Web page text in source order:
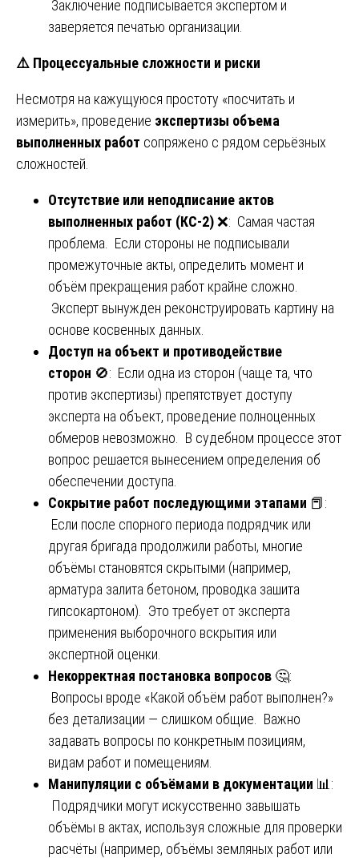
Заключение подписывается экспертом и
заверяется печатью организации.
⚠️ Процессуальные сложности и риски
Несмотря на кажущуюся простоту «посчитать и
измерить», проведение экспертизы объема
выполненных работ сопряжено с рядом серьёзных
сложностей.
Отсутствие или неподписание актов
выполненных работ (КС-2)❌: Самая частая
проблема. Если стороны не подписывали
промежуточные акты, определить момент и
объём прекращения работ крайне сложно.
Эксперт вынужден реконструировать картину на
основе косвенных данных.
Доступ на объект и противодействие
сторон 🚫: Если одна из сторон (чаще та, что
против экспертизы) препятствует доступу
эксперта на объект, проведение полноценных
обмеров невозможно. В судебном процессе этот
вопрос решается вынесением определения об
обеспечении доступа.
Сокрытие работ последующими этапами 📕:
Если после спорного периода подрядчик или
другая бригада продолжили работы, многие
объёмы становятся скрытыми (например,
арматура залита бетоном, проводка зашита
гипсокартоном). Это требует от эксперта
применения выборочного вскрытия или
экспертной оценки.
Некорректная постановка вопросов 🤔:
Вопросы вроде «Какой объём работ выполнен?»
без детализации — слишком общие. Важно
задавать вопросы по конкретным позициям,
видам работ и помещениям.
Манипуляции с объёмами в документации 📊:
Подрядчики могут искусственно завышать
объёмы в актах, используя сложные для проверки
расчёты (например, объёмы земляных работ или